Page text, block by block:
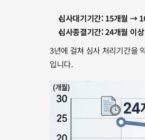
심사대기기간: 15개월 →
심사종결기간: 24개월 이
3년에 걸쳐 심사 처리기간을
입니다.